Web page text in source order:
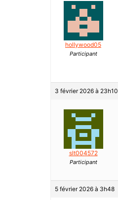
hollywood05
Participant
3 février 2026 à 23h10
slt004572
Participant
5 février 2026 à 3h48